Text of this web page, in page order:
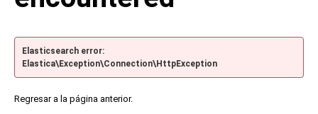
Elasticsearch error:
Elastica\Exception\Connection\HttpException
Regresar a la página anterior.